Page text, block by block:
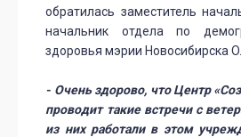
обратилась заместитель
начальник отдела по
здоровья мэрии Новосибирска
- Очень здорово, что Центр
проводит такие встречи с
из них работали в этом